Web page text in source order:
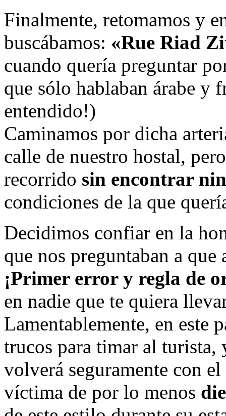
Finalmente, retomamos y
buscábamos: «Rue Riad
cuando quería preguntar
que sólo hablaban árabe y
entendido!)
Caminamos por dicha
calle de nuestro hostal,
recorrido sin encontrar
condiciones de la que
Decidimos confiar en la
que nos preguntaban a
¡Primer error y regla de
en nadie que te quiera
Lamentablemente, en este
trucos para timar al turista,
volverá seguramente con
víctima de por lo menos